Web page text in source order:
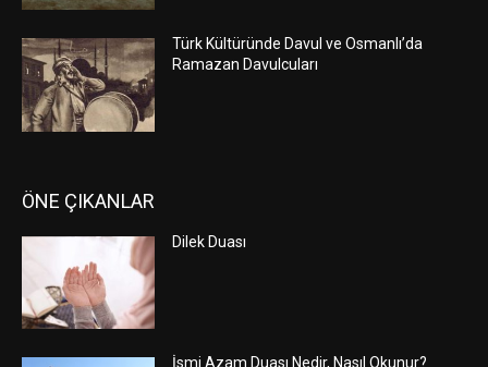
Türk Kültüründe Davul ve Osmanlı’da
Ramazan Davulcuları
ÖNE ÇIKANLAR
Dilek Duası
İsmi Azam Duası Nedir, Nasıl Okunur?